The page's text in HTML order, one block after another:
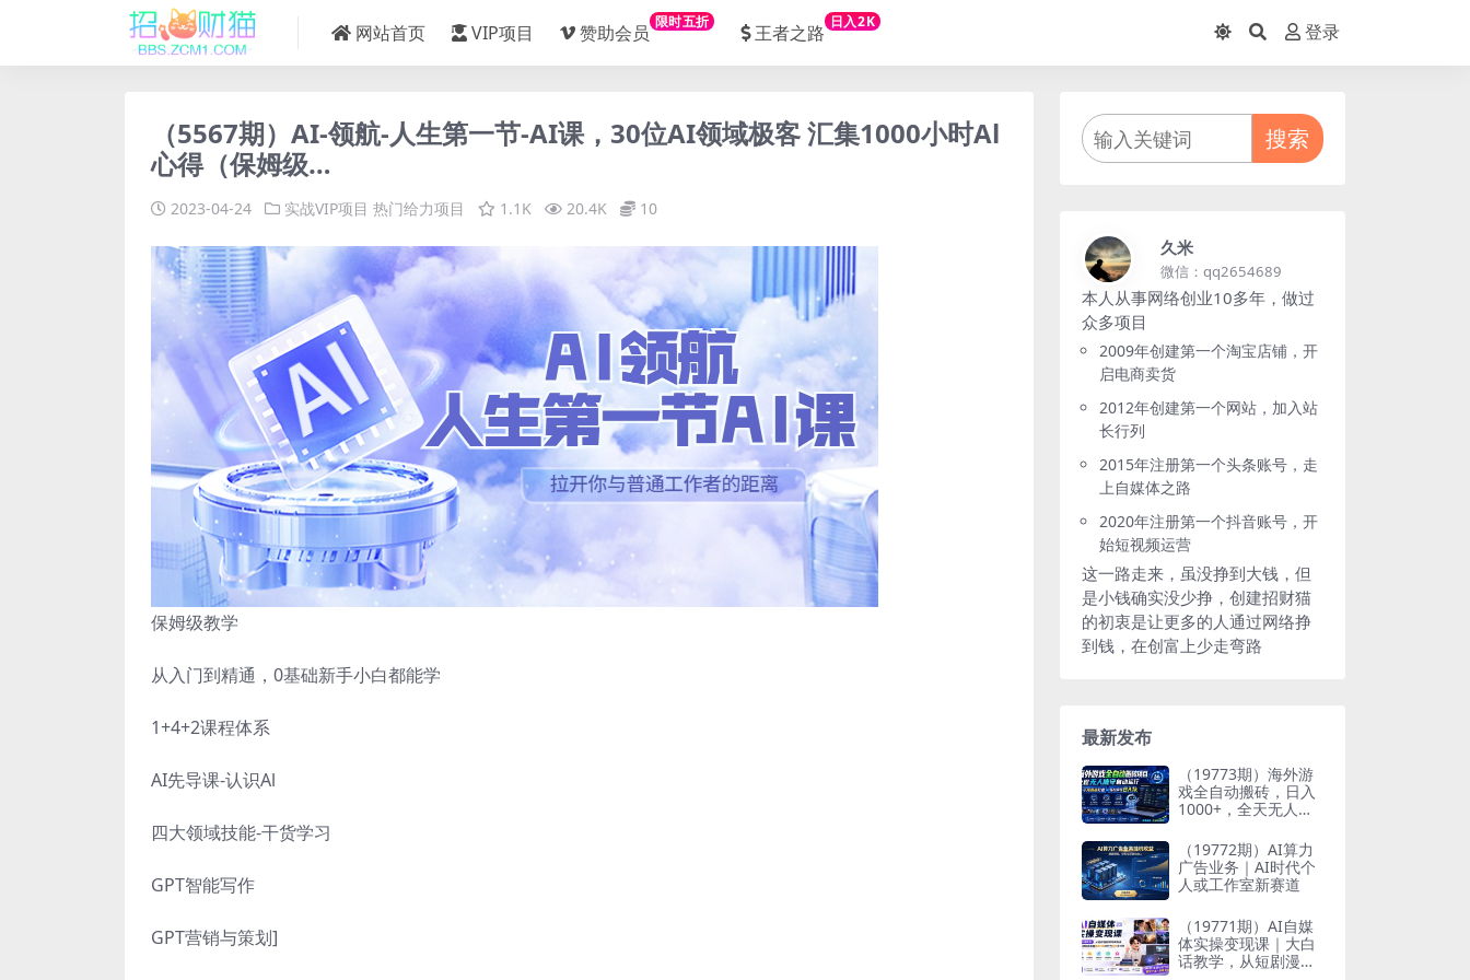
网站首页 VIP项目 赞助会员 限时五折 王者之路 日入2K
登录
（5567期）AI-领航-人生第一节-AI课，30位AI领域极客 汇集1000小时Al
心得（保姆级…
2023-04-24 实战VIP项目 热门给力项目 1.1K 20.4K 10
保姆级教学
从入门到精通，0基础新手小白都能学
1+4+2课程体系
AI先导课-认识Al
四大领域技能-干货学习
GPT智能写作
GPT营销与策划]
搜索
久米
微信：qq2654689
本人从事网络创业10多年，做过
众多项目
2009年创建第一个淘宝店铺，开
启电商卖货
2012年创建第一个网站，加入站
长行列
2015年注册第一个头条账号，走
上自媒体之路
2020年注册第一个抖音账号，开
始短视频运营
这一路走来，虽没挣到大钱，但
是小钱确实没少挣，创建招财猫
的初衷是让更多的人通过网络挣
到钱，在创富上少走弯路
最新发布
（19773期）海外游
戏全自动搬砖，日入
1000+，全天无人值
（19772期）AI算力
广告业务｜AI时代个
人或工作室新赛道
（19771期）AI自媒
体实操变现课｜大白
话教学，从短剧漫剧